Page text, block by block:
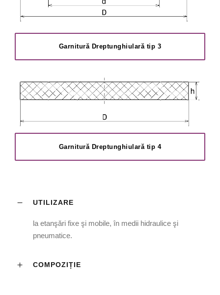
Garnitură Dreptunghiulară tip 3
Garnitură Dreptunghiulară tip 4
UTILIZARE
la etanşări fixe şi mobile, în medii hidraulice şi
pneumatice.
COMPOZIȚIE